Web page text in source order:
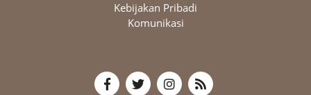
Kebijakan Pribadi
Komunikasi